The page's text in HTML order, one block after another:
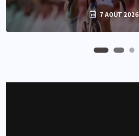
7 AOÛT 2026
7 AOÛT 2026